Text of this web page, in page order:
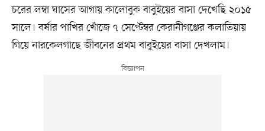
চরের লম্বা ঘাসের আগায় কালোবুক বাবুইয়ের বাসা দেখেছি ২০১৫
সালে। বর্ষার পাখির খোঁজে ৭ সেপ্টেম্বর কেরানীগঞ্জের কলাতিয়ায়
গিয়ে নারকেলগাছে জীবনের প্রথম বাবুইয়ের বাসা দেখলাম।